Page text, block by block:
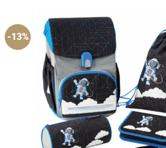
-13%